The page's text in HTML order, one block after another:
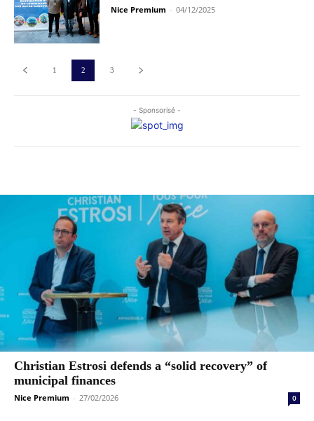
- Sponsorisé -
Christian Estrosi defends a “solid recovery” of
municipal finances
Nice Premium - 27/02/2026 0
Nice Premium - 04/12/2025
1 2 3